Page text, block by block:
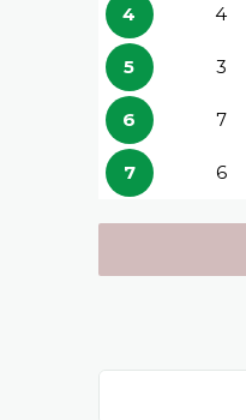
4 4
5 3
6 7
7 6